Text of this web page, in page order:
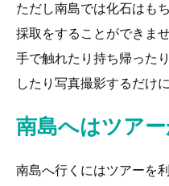
ただし南島では化石はも
採取をすることができませ
手で触れたり持ち帰った
したり写真撮影するだけ
南島へはツア
南島へ行くにはツアーを